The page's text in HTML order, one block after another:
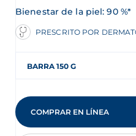
Bienestar de la piel: 90 %*
PRESCRITO POR
BARRA 150 G
COMPRAR EN LÍNEA